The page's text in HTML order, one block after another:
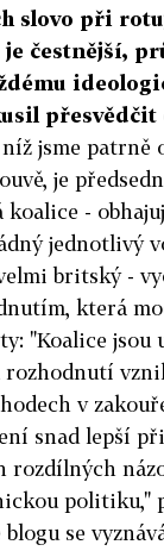
slovo při
čestnější,
přesvědčit
jsme patrně
je
koalice -
jednotlivý
britský -
která
"Koalice jsou
rozhodnutí
v
snad lepší
rozdílných
politiku,"
se